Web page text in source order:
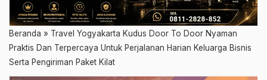
Beranda » Travel Yogyakarta Kudus Door To Door Nyaman
Praktis Dan Terpercaya Untuk Perjalanan Harian Keluarga Bisnis
Serta Pengiriman Paket Kilat